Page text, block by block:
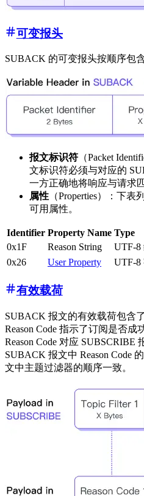
可变报头
SUBACK 的可变报头按顺序包
报文标识符 （Packet
文标识符必须与对应的
一方正确地将响应与请求匹
属性 （Properties）：下
可用属性。
Identifier Property Name Type
0x1F
Reason String
UTF-8
0x26
User Property UTF-8
有效载荷
SUBACK 报文的有效载荷包含了
Reason Code 指示了订阅是否
Reason Code 对应
SUBACK 报文中 Reason Code
文中主题过滤器的顺序一致。